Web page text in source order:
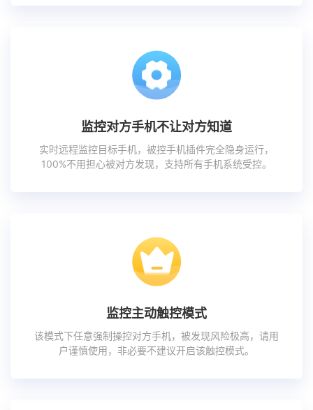
监控对方手机不让对方知道
实时远程监控目标手机，被控手机插件完全隐身运行，
100%不用担心被对方发现，支持所有手机系统受控。
监控主动触控模式
该模式下任意强制操控对方手机，被发现风险极高，请用
户谨慎使用，非必要不建议开启该触控模式。